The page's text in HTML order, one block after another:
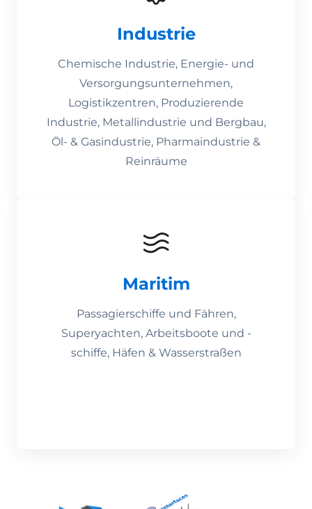
Industrie
Chemische Industrie, Energie- und
Versorgungsunternehmen,
Logistikzentren, Produzierende
Industrie, Metallindustrie und Bergbau,
Öl- & Gasindustrie, Pharmaindustrie &
Reinräume
Maritim
Passagierschiffe und Fähren,
Superyachten, Arbeitsboote und -
schiffe, Häfen & Wasserstraßen